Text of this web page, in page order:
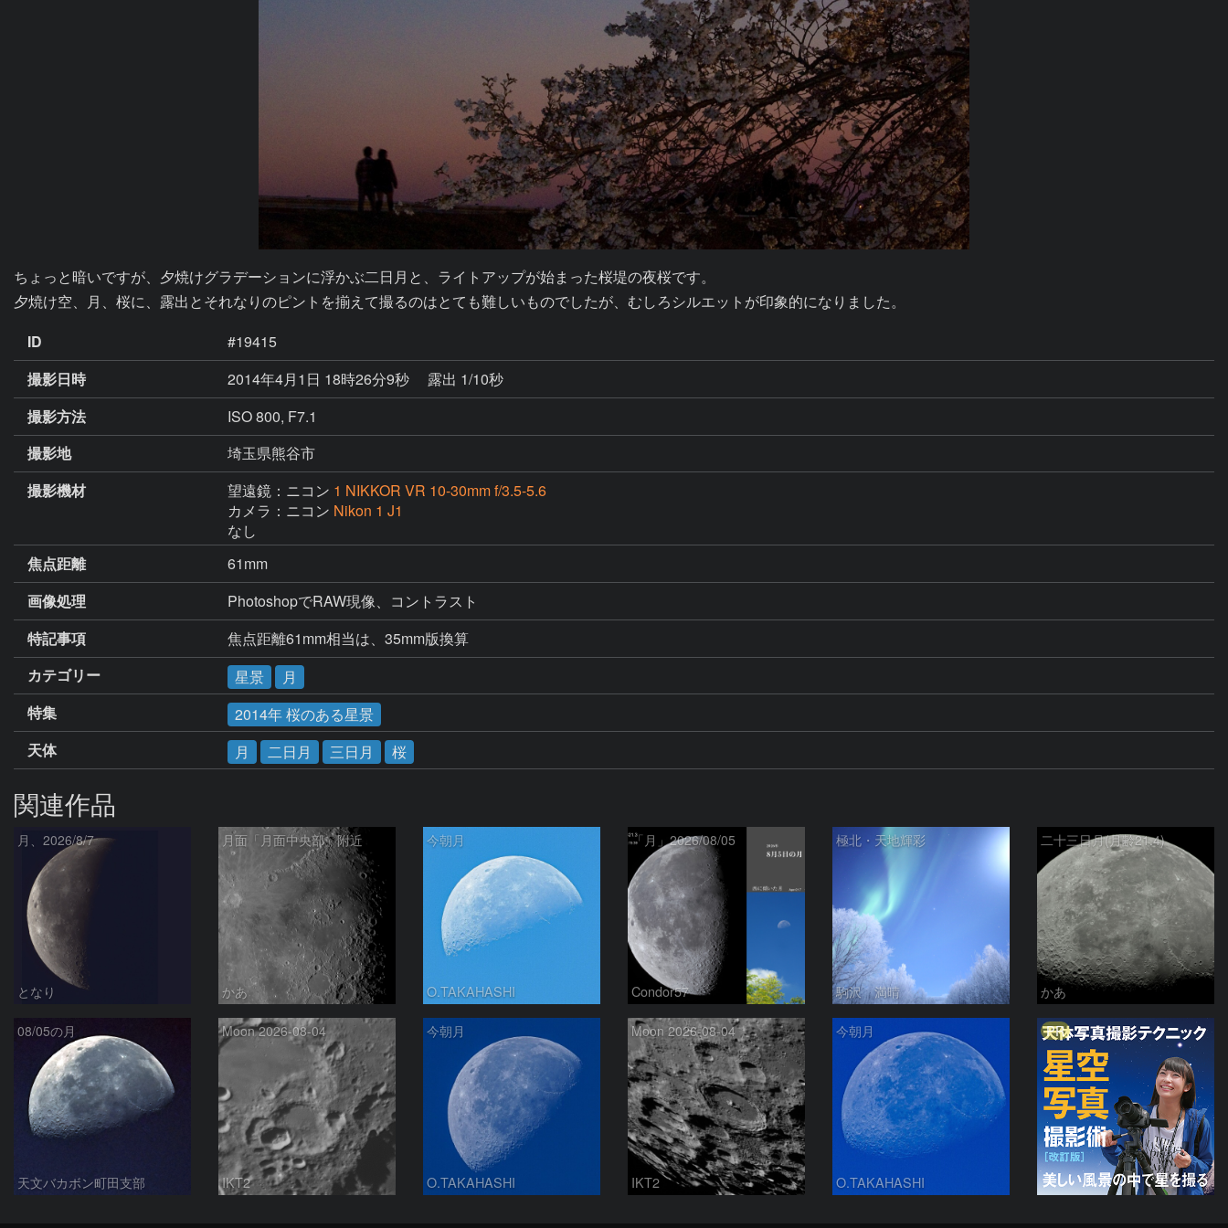
ちょっと暗いですが、夕焼けグラデーションに浮かぶ二日月と、ライトアップが始まった桜堤の夜桜です。
夕焼け空、月、桜に、露出とそれなりのピントを揃えて撮るのはとても難しいものでしたが、むしろシルエットが印象的になりました。
ID
#19415
撮影日時
2014年4月1日 18時26分9秒
露出 1/10秒
撮影方法
ISO 800, F7.1
撮影地
埼玉県熊谷市
撮影機材
望遠鏡：ニコン 1 NIKKOR VR 10-30mm f/3.5-5.6
カメラ：ニコン Nikon 1 J1
なし
焦点距離
61mm
画像処理
PhotoshopでRAW現像、コントラスト
特記事項
焦点距離61mm相当は、35mm版換算
カテゴリー
星景
月
特集
2014年 桜のある星景
天体
月 二日月 三日月 桜
関連作品
月、2026/8/7
となり
月面「月面中央部」附近
かあ
今朝月
O.TAKAHASHI
「月」2026/08/05
Condor57
極北・天地輝彩
駒沢 満晴
二十三日月(月齢21.4)
かあ
08/05の月
天文バカボン町田支部
Moon 2026-08-04
IKT2
今朝月
O.TAKAHASHI
Moon 2026-08-04
IKT2
今朝月
O.TAKAHASHI
PR